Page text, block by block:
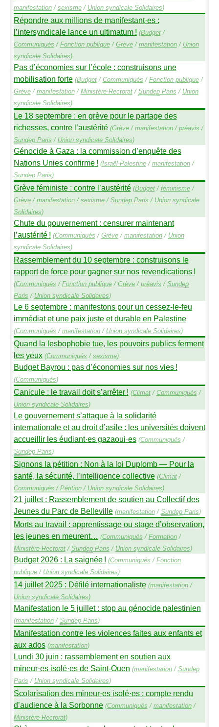
manifestation/ sexisme/ Union syndicale Solidaires)
Répondre aux millions de manifestant·es :
l’intersyndicale lance un ultimatum ! (Budget/
Communiqués / Fonction publique/ Grève/ manifestation/ Union
syndicale Solidaires)
Pas d’économies sur l’école : construisons une
mobilisation forte (Budget/ Communiqués / Fonction publique/
Grève/ manifestation/ Ministère-Rectorat/ SundepParis / Union
syndicale Solidaires)
Le 18 septembre : en grève pour le partage des
richesses, contre l’austérité (Grève/ manifestation/ préavis /
SundepParis / Union syndicale Solidaires)
Génocide à Gaza : la commission d’enquête des
Nations Unies confirme ! (Israël-Palestine/ manifestation/
SundepParis)
Grève féministe : contre l’austérité (Budget/ féminisme/
Grève/ manifestation/ sexisme/ SundepParis / Union syndicale
Solidaires)
Chute du gouvernement : censurer maintenant
l’austérité ! (Communiqués / Grève/ manifestation/ Union
syndicale Solidaires)
Rassemblement du 10 septembre : construisons le
rapport de force pour gagner sur nos revendications !
(Communiqués / Fonction publique/ Grève/ préavis / Sundep
Paris / Union syndicale Solidaires)
Le 6 septembre : manifestons pour un cessez-le-feu
immédiat et une paix juste et durable en Palestine
(Communiqués / manifestation/ Union syndicale Solidaires)
Quand la lesbophobie tue, les pouvoirs publics ferment
les yeux (Communiqués / sexisme)
Budget Bayrou : pas d’économies sur nos vies !
(Communiqués)
Canicule : le travail doit s’arrêter ! (Climat/ Communiqués /
Union syndicale Solidaires)
Le gouvernement s’attaque à la solidarité
internationale et au droit d’asile : les universités doivent
accueillir les éudiant·es gazaoui·es (Communiqués /
SundepParis)
Signons la pétition : Non à la loi Duplomb — Pour la
santé, la sécurité, l’intelligence collective (Climat/
Communiqués / Pétition/ Union syndicale Solidaires)
21 juillet : Rassemblement de soutien au Collectif des
Jeunes du Parc de Belleville (manifestation/ SundepParis)
Morts au travail : apprentissage ou stage d’observation,
les jeunes en meurent…
(Communiqués / Formation/
Ministère-Rectorat/ SundepParis / Union syndicale Solidaires)
Budget 2026 : La saignée ! (Communiqués / Fonction
publique/ Union syndicale Solidaires)
14 juillet 2025 : Défilé internationaliste (manifestation/
Union syndicale Solidaires)
Manifestation le 5 juillet : stop au génocide palestinien
(manifestation/ SundepParis)
Manifestation contre les violences faites aux enfants et
aux ados (manifestation)
Lundi 30 juin : rassemblement en soutien aux
mineur·es isolé·es de Saint-Ouen (manifestation/ Sundep
Paris / Union syndicale Solidaires)
Scolarisation des mineur·es isolé·es : compte rendu
d’audience à la Sorbonne (Communiqués / manifestation/
Ministère-Rectorat)